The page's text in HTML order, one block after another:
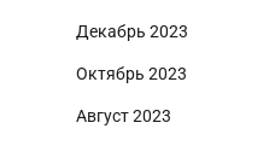
Декабрь 2023
Октябрь 2023
Август 2023